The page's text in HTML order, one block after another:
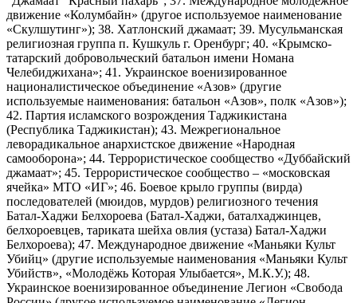
движение «Колумбайн» (другое используемое наименование
«Скулшутинг»); 38. Хатлонский джамаат; 39. Мусульманская
религиозная группа п. Кушкуль г. Оренбург; 40. «Крымско-
татарский добровольческий батальон имени Номана
Челебиджихана»; 41. Украинское военизированное
националистическое объединение «Азов» (другие
используемые наименования: батальон «Азов», полк «Азов»);
42. Партия исламского возрождения Таджикистана
(Республика Таджикистан); 43. Межрегиональное
леворадикальное анархистское движение «Народная
самооборона»; 44. Террористическое сообщество «Дуббайский
джамаат»; 45. Террористическое сообщество – «московская
ячейка» МТО «ИГ»; 46. Боевое крыло группы (вирда)
последователей (мюидов, мурдов) религиозного течения
Батал-Хаджи Белхороева (Батал-Хаджи, баталхаджинцев,
белхороевцев, тариката шейха овлия (устаза) Батал-Хаджи
Белхороева); 47. Международное движение «Маньяки Культ
Убийц» (другие используемые наименования «Маньяки Культ
Убийств», «Молодёжь Которая Улыбается», М.К.У.); 48.
Украинское военизированное объединение Легион «Свобода